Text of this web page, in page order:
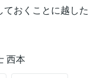
おくことに越した
西本